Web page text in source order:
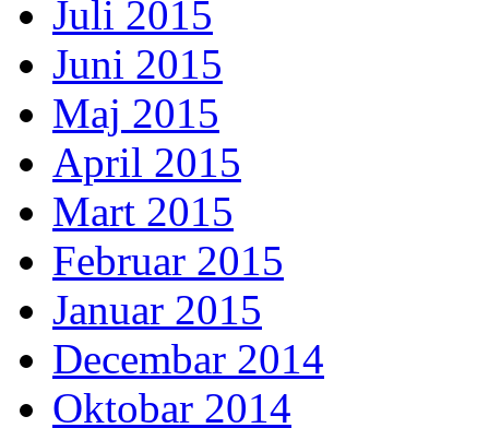
Juli 2015
Juni 2015
Maj 2015
April 2015
Mart 2015
Februar 2015
Januar 2015
Decembar 2014
Oktobar 2014